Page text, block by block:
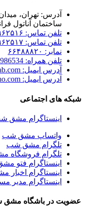
آدرس: تهران،
ساختمان آناتول
تلفن تماس: ۶۶۹۶۲۵۱۶
تلفن تماس: ۶۶۹۶۲۵۱۷
نمابر: ۶۶۴۸۸۸۲۰
تلفن همراه: 09128986534
آدرس ایمیل: info@mashghshab.com
آدرس ایمیل: Mashgheshab84@yaho.com
شبکه های اجتماعی
اینستاگرام مشق
واتساپ مشق شب
تلگرام مشق شب
تلگرام فروشگاه
اینستاگرام فتو
اینستاگرام
اینستاگرام
عضویت در باشگاه